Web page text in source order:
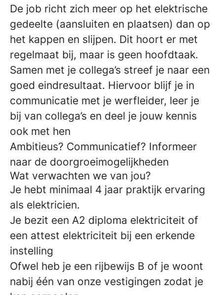
De job richt zich meer op het elektrische
gedeelte (aansluiten en plaatsen) dan op
het kappen en slijpen. Dit hoort er met
regelmaat bij, maar is geen hoofdtaak.
Samen met je collega’s streef je naar een
goed eindresultaat. Hiervoor blijf je in
communicatie met je werfleider, leer je
bij van collega’s en deel je jouw kennis
ook met hen
Ambitieus? Communicatief? Informeer
naar de doorgroeimogelijkheden
Wat verwachten we van jou?
Je hebt minimaal 4 jaar praktijk ervaring
als elektricien.
Je bezit een A2 diploma elektriciteit of
een attest elektriciteit bij een erkende
instelling
Ofwel heb je een rijbewijs B of je woont
nabij één van onze vestigingen zodat je